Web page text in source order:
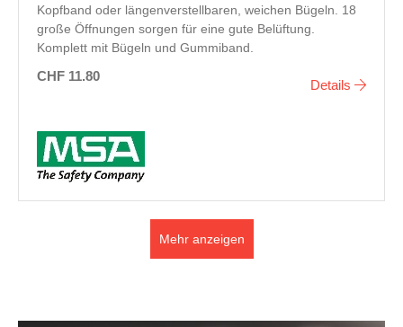
Kopfband oder längenverstellbaren, weichen Bügeln. 18
große Öffnungen sorgen für eine gute Belüftung.
Komplett mit Bügeln und Gummiband.
CHF 11.80
Details
Mehr anzeigen